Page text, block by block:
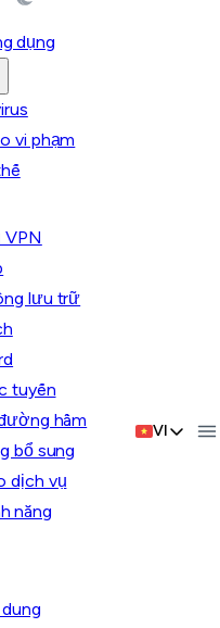
dụng
vi phạm
VPN
lưu trữ
tuyến
hầm
bổ sung
dịch vụ
năng
VI